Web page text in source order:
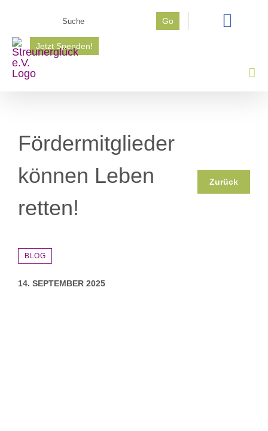
springen
Go
Jetzt Spenden!
Fördermitglieder
können Leben
retten!
Zurück
BLOG
14. SEPTEMBER 2025